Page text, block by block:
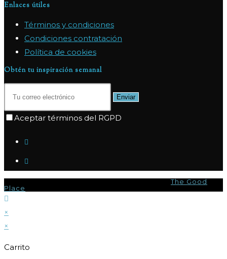
Enlaces útiles
Términos y condiciones
Condiciones contratación
Política de cookies
Obtén tu inspiración semanal
Enviar
Aceptar términos del RGPD
© Copyright 2026 - Marpas Hills Powered byThe Good
Place
×
×
Carrito